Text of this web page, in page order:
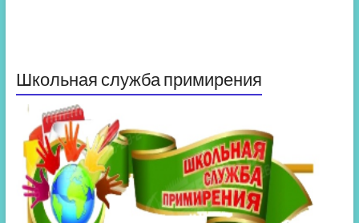
Школьная служба примирения